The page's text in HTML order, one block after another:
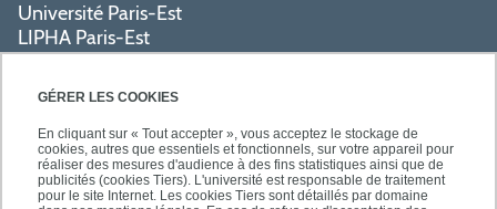
GÉRER LES COOKIES
En cliquant sur « Tout accepter », vous acceptez le stockage de
cookies, autres que essentiels et fonctionnels, sur votre appareil pour
réaliser des mesures d'audience à des fins statistiques ainsi que de
publicités (cookies Tiers). L'université est responsable de traitement
pour le site Internet. Les cookies Tiers sont détaillés par domaine
Université Paris-Est
LIPHA Paris-Est
Campus Centre de Créteil
61, avenue du Général de Gaulle
PRATIQUE